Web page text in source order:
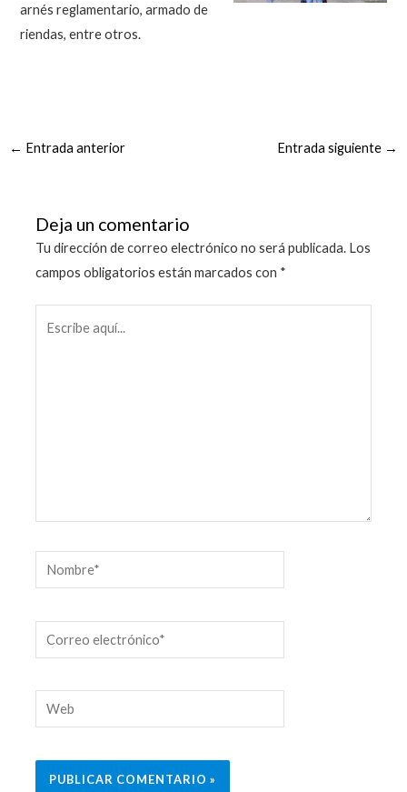
arnés reglamentario, armado de
riendas, entre otros.
← Entrada anterior Entrada siguiente →
Deja un comentario
Tu dirección de correo electrónico no será publicada. Los
campos obligatorios están marcados con *
Nombre*
Correo
electrónico*
Web